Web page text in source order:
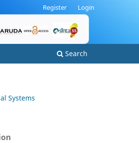
Search
Register Login
Systems